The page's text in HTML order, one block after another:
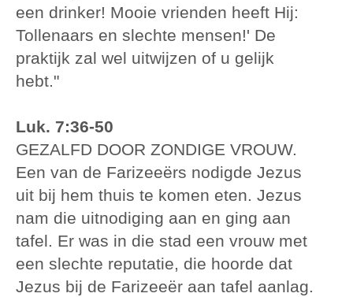
een drinker! Mooie vrienden heeft Hij:
Tollenaars en slechte mensen!' De
praktijk zal wel uitwijzen of u gelijk
hebt."
Luk. 7:36-50
GEZALFD DOOR ZONDIGE VROUW.
Een van de Farizeeërs nodigde Jezus
uit bij hem thuis te komen eten. Jezus
nam die uitnodiging aan en ging aan
tafel. Er was in die stad een vrouw met
een slechte reputatie, die hoorde dat
Jezus bij de Farizeeër aan tafel aanlag.